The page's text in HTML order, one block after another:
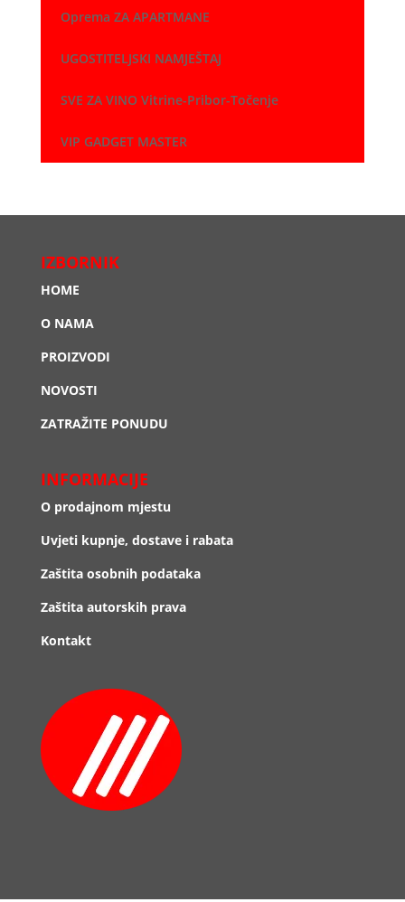
Oprema ZA APARTMANE
UGOSTITELJSKI NAMJEŠTAJ
SVE ZA VINO Vitrine-Pribor-Točenje
VIP GADGET MASTER
IZBORNIK
HOME
O NAMA
PROIZVODI
NOVOSTI
ZATRAŽITE PONUDU
INFORMACIJE
O prodajnom mjestu
Uvjeti kupnje, dostave i rabata
Zaštita osobnih podataka
Zaštita autorskih prava
Kontakt